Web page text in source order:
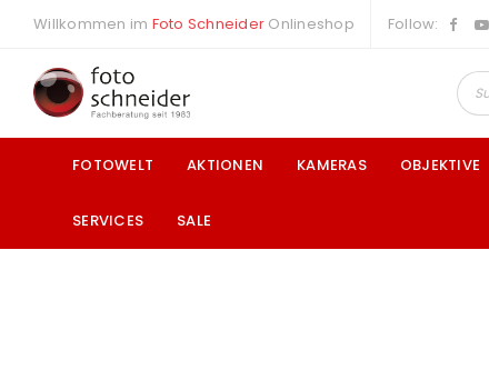
Willkommen im Foto Schneider Onlineshop Follow:
FOTOWELT AKTIONEN KAMERAS OBJEKTIVE
SERVICES SALE